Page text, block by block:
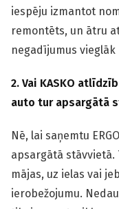
iespēju izmantot
remontēts, un ātru
negadījumus
2. Vai KASKO
auto tur apsargātā
Nē, lai saņemtu
apsargātā
mājas, uz ielas vai
ierobežojumu.